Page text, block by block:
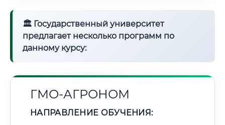
🏛 Государственный университет
предлагает несколько программ по
данному курсу:
ГМО-АГРОНОМ
НАПРАВЛЕНИЕ ОБУЧЕНИЯ: